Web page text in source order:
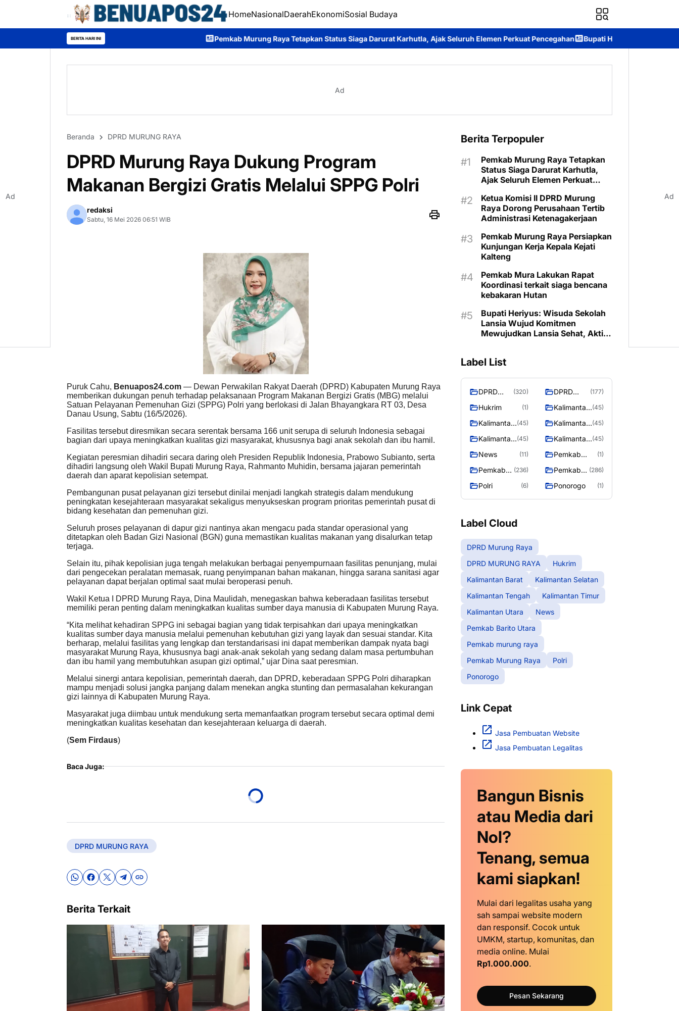
HomeNasionalDaerahEkonomiSosial Budaya
BERITA HARI INI Pemkab Murung Raya Tetapkan Status Siaga Darurat Karhutla, Ajak Seluruh Elemen Perkuat Pencegahan Bupati Heriyus: Wisuda Sekolah Lansia Wujud
Ad
Beranda DPRD MURUNG RAYA
DPRD Murung Raya Dukung Program
Makanan Bergizi Gratis Melalui SPPG Polri
redaksi
Sabtu, 16 Mei 2026 06:51 WIB
Puruk Cahu, Benuapos24.com — Dewan Perwakilan Rakyat Daerah (DPRD) Kabupaten Murung Raya
memberikan dukungan penuh terhadap pelaksanaan Program Makanan Bergizi Gratis (MBG) melalui
Satuan Pelayanan Pemenuhan Gizi (SPPG) Polri yang berlokasi di Jalan Bhayangkara RT 03, Desa
Danau Usung, Sabtu (16/5/2026).
Fasilitas tersebut diresmikan secara serentak bersama 166 unit serupa di seluruh Indonesia sebagai
bagian dari upaya meningkatkan kualitas gizi masyarakat, khususnya bagi anak sekolah dan ibu hamil.
Kegiatan peresmian dihadiri secara daring oleh Presiden Republik Indonesia, Prabowo Subianto, serta
dihadiri langsung oleh Wakil Bupati Murung Raya, Rahmanto Muhidin, bersama jajaran pemerintah
daerah dan aparat kepolisian setempat.
Pembangunan pusat pelayanan gizi tersebut dinilai menjadi langkah strategis dalam mendukung
peningkatan kesejahteraan masyarakat sekaligus menyukseskan program prioritas pemerintah pusat di
bidang kesehatan dan pemenuhan gizi.
Seluruh proses pelayanan di dapur gizi nantinya akan mengacu pada standar operasional yang
ditetapkan oleh Badan Gizi Nasional (BGN) guna memastikan kualitas makanan yang disalurkan tetap
terjaga.
Selain itu, pihak kepolisian juga tengah melakukan berbagai penyempurnaan fasilitas penunjang, mulai
dari pengecekan peralatan memasak, ruang penyimpanan bahan makanan, hingga sarana sanitasi agar
pelayanan dapat berjalan optimal saat mulai beroperasi penuh.
Wakil Ketua I DPRD Murung Raya, Dina Maulidah, menegaskan bahwa keberadaan fasilitas tersebut
memiliki peran penting dalam meningkatkan kualitas sumber daya manusia di Kabupaten Murung Raya.
“Kita melihat kehadiran SPPG ini sebagai bagian yang tidak terpisahkan dari upaya meningkatkan
kualitas sumber daya manusia melalui pemenuhan kebutuhan gizi yang layak dan sesuai standar. Kita
berharap, melalui fasilitas yang lengkap dan terstandarisasi ini dapat memberikan dampak nyata bagi
masyarakat Murung Raya, khususnya bagi anak-anak sekolah yang sedang dalam masa pertumbuhan
dan ibu hamil yang membutuhkan asupan gizi optimal,” ujar Dina saat peresmian.
Melalui sinergi antara kepolisian, pemerintah daerah, dan DPRD, keberadaan SPPG Polri diharapkan
mampu menjadi solusi jangka panjang dalam menekan angka stunting dan permasalahan kekurangan
gizi lainnya di Kabupaten Murung Raya.
Masyarakat juga diimbau untuk mendukung serta memanfaatkan program tersebut secara optimal demi
meningkatkan kualitas kesehatan dan kesejahteraan keluarga di daerah.
(Sem Firdaus)
Baca Juga:
DPRD MURUNG RAYA
Berita Terkait
Berita Terpopuler
Pemkab Murung Raya Tetapkan
Status Siaga Darurat Karhutla,
Ajak Seluruh Elemen Perkuat
Ketua Komisi II DPRD Murung
Raya Dorong Perusahaan Tertib
Administrasi Ketenagakerjaan
Pemkab Murung Raya Persiapkan
Kunjungan Kerja Kepala Kejati
Kalteng
Pemkab Mura Lakukan Rapat
Koordinasi terkait siaga bencana
kebakaran Hutan
Bupati Heriyus: Wisuda Sekolah
Lansia Wujud Komitmen
Mewujudkan Lansia Sehat, Aktif,
Label List
DPRD
Raya
(320)
DPRD
RAYA
(177)
Hukrim (1)
Kalimantan (45)
Kalimantan (45)
Kalimantan (45)
Kalimantan (45)
Kalimantan (45)
News (11)
Pemkab
Barito Utara
(1)
Pemkab
raya
(236)
Pemkab
Raya
(286)
Polri (6) Ponorogo (1)
Label Cloud
DPRD Murung Raya
DPRD MURUNG RAYA
Hukrim
Kalimantan Barat
Kalimantan Selatan
Kalimantan Tengah
Kalimantan Timur
Kalimantan Utara
News
Pemkab Barito Utara
Pemkab murung raya
Pemkab Murung Raya
Polri
Ponorogo
Link Cepat
Jasa Pembuatan Website
Jasa Pembuatan Legalitas
Bangun Bisnis
atau Media dari
Nol?
Tenang, semua
kami siapkan!
Mulai dari legalitas usaha yang
sah sampai website modern
dan responsif. Cocok untuk
UMKM, startup, komunitas, dan
media online. Mulai
Rp1.000.000.
Pesan Sekarang
Ad Ad